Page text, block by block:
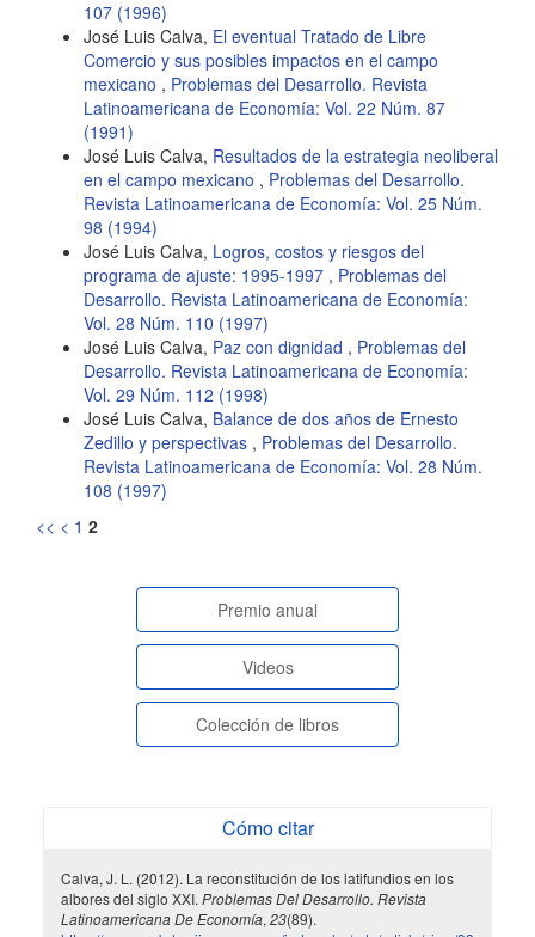
107 (1996)
José Luis Calva, El eventual Tratado de Libre
Comercio y sus posibles impactos en el campo
mexicano , Problemas del Desarrollo. Revista
Latinoamericana de Economía: Vol. 22 Núm. 87
(1991)
José Luis Calva, Resultados de la estrategia neoliberal
en el campo mexicano , Problemas del Desarrollo.
Revista Latinoamericana de Economía: Vol. 25 Núm.
98 (1994)
José Luis Calva, Logros, costos y riesgos del
programa de ajuste: 1995-1997 , Problemas del
Desarrollo. Revista Latinoamericana de Economía:
Vol. 28 Núm. 110 (1997)
José Luis Calva, Paz con dignidad , Problemas del
Desarrollo. Revista Latinoamericana de Economía:
Vol. 29 Núm. 112 (1998)
José Luis Calva, Balance de dos años de Ernesto
Zedillo y perspectivas , Problemas del Desarrollo.
Revista Latinoamericana de Economía: Vol. 28 Núm.
108 (1997)
<< < 1 2
paginasespeciales
Premio anual
Videos
Colección de libros
Cómo citar
Calva, J. L. (2012). La reconstitución de los latifundios en los
albores del siglo XXI. Problemas Del Desarrollo. Revista
Latinoamericana De Economía, 23(89).